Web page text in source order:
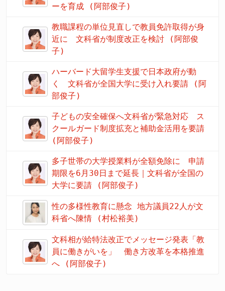
ーを育成 (阿部俊子)
教職課程の単位見直しで教員免許取得が身
近に 文科省が制度改正を検討 (阿部俊
子)
ハーバード大留学生支援で日本政府が動
く 文科省が全国大学に受け入れ要請 (阿
部俊子)
子どもの安全確保へ文科省が緊急対応 ス
クールガード制度拡充と補助金活用を要請
(阿部俊子)
多子世帯の大学授業料が全額免除に 申請
期限を6月30日まで延長｜文科省が全国の
大学に要請 (阿部俊子)
性の多様性教育に懸念 地方議員22人が文
科省へ陳情 (村松裕美)
文科相が給特法改正でメッセージ発表「教
員に働きがいを」 働き方改革を本格推進
へ (阿部俊子)